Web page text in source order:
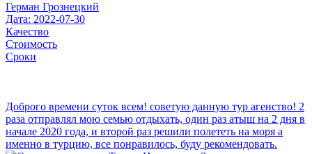
Герман Грознецкий
Дата: 2022-07-30
Качество
Стоимость
Сроки
Доброго времени суток всем! советую данную тур агенство! 2
раза отправлял мою семью отдыхать, один раз атыш на 2 дня в
начале 2020 года, и второй раз решили полететь на моря а
именно в турцию, все понравилось, буду рекомендовать.